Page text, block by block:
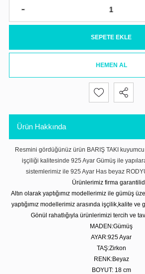
SEPETE EKLE
HEMEN AL
Ürün Hakkında
Resmini gördüğünüz ürün BARIŞ TAKI kuyumcu
işçiliği kalitesinde 925 Ayar Gümüş ile
sistemlerimiz ile 925 Ayar Has beyaz
Ürünlerimiz firma
Altın olarak yaptığımız modellerimiz ile gümüş
yaptığımız modellerimiz arasında işçilik,kalite ve
Gönül rahatlığıyla ürünlerimizi tercih ve
MADEN:Gümüş
AYAR:925 Ayar
TAŞ:Zirkon
RENK:Beyaz
BOYUT: 18 cm